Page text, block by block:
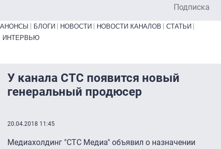
Подписка
Primary links bottom
АНОНСЫ БЛОГИ НОВОСТИ НОВОСТИ КАНАЛОВ
СТАТЬИ
ИНТЕРВЬЮ
У канала СТС появится новый
генеральный продюсер
20.04.2018 11:45
Медиахолдинг "СТС Медиа" объявил о назначении